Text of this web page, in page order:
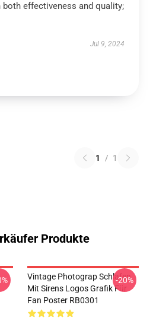
effectiveness and quality;
Jul 9, 2024
1 / 1
Produkte
Vintage Photograp Schlafen
Mit Sirens Logos Grafik Für
Fan Poster RB0301
-20%